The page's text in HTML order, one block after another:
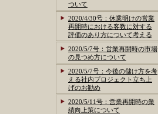
ついて
2020/4/30号：休業明けの営業
再開時における客数に対する
評価のあり方について考える
2020/5/7号：営業再開時の市場
の見つめ方について
2020/5/7号：今後の儲け方を考
える社内プロジェクト立ち上
げのお勧め
2020/5/11号：営業再開時の業
績向上策について